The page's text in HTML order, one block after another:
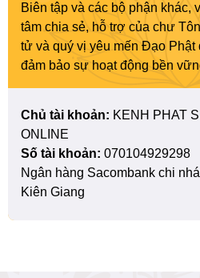
Biên tập và các bộ phận khác,
tâm chia sẻ, hỗ trợ của chư
tử và quý vị yêu mến Đạo
đảm bảo sự hoạt động bền
Chủ tài khoản: KENH PHAT
ONLINE
Số tài khoản: 070104929298
Ngân hàng Sacombank chi
Kiên Giang